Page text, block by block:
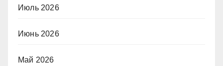
Июль 2026
Июнь 2026
Май 2026